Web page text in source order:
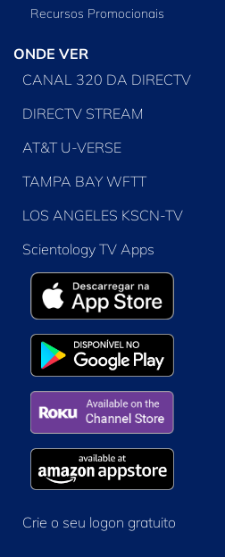
Recursos Promocionais
ONDE VER
CANAL 320 DA DIRECTV
DIRECTV STREAM
AT&T U-VERSE
TAMPA BAY WFTT
LOS ANGELES KSCN-TV
Scientology TV Apps
Crie o seu logon gratuito